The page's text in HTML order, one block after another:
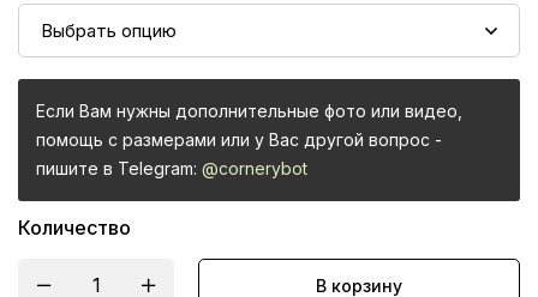
Если Вам нужны дополнительные фото или видео,
помощь с размерами или у Вас другой вопрос -
пишите в Telegram: @cornerybot
Количество
В корзину